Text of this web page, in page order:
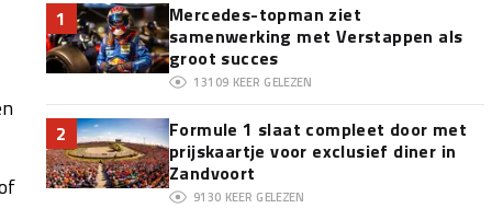
1
Mercedes-topman ziet
samenwerking met Verstappen als
groot succes
13109 KEER GELEZEN
2
Formule 1 slaat compleet door met
prijskaartje voor exclusief diner in
Zandvoort
9130 KEER GELEZEN